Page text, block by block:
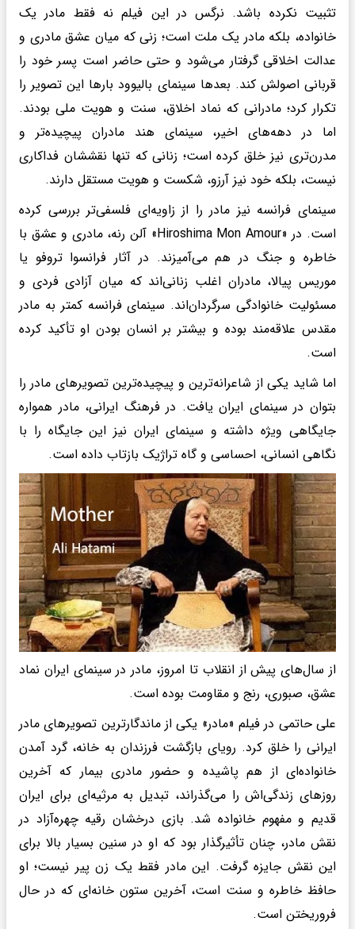
تثبیت نکرده باشد. نرگس در این فیلم نه فقط مادر یک
خانواده، بلکه مادر یک ملت است؛ زنی که میان عشق مادری و
عدالت اخلاقی گرفتار می‌شود و حتی حاضر است پسر خود را
قربانی اصولش کند. بعدها سینمای بالیوود بارها این تصویر را
تکرار کرد؛ مادرانی که نماد اخلاق، سنت و هویت ملی بودند.
اما در دهه‌های اخیر، سینمای هند مادران پیچیده‌تر و
مدرن‌تری نیز خلق کرده است؛ زنانی که تنها نقششان فداکاری
نیست، بلکه خود نیز آرزو، شکست و هویت مستقل دارند.
سینمای فرانسه نیز مادر را از زاویه‌ای فلسفی‌تر بررسی کرده
است. در «Hiroshima Mon Amour» آلن رنه، مادری و عشق با
خاطره و جنگ در هم می‌آمیزند. در آثار فرانسوا تروفو یا
موریس پیالا، مادران اغلب زنانی‌اند که میان آزادی فردی و
مسئولیت خانوادگی سرگردان‌اند. سینمای فرانسه کمتر به مادر
مقدس علاقه‌مند بوده و بیشتر بر انسان بودن او تأکید کرده
است.
اما شاید یکی از شاعرانه‌ترین و پیچیده‌ترین تصویرهای مادر را
بتوان در سینمای ایران یافت. در فرهنگ ایرانی، مادر همواره
جایگاهی ویژه داشته و سینمای ایران نیز این جایگاه را با
نگاهی انسانی، احساسی و گاه تراژیک بازتاب داده است.
از سال‌های پیش از انقلاب تا امروز، مادر در سینمای ایران نماد
عشق، صبوری، رنج و مقاومت بوده است.
علی حاتمی در فیلم «مادر» یکی از ماندگارترین تصویرهای مادر
ایرانی را خلق کرد. رویاى بازگشت فرزندان به خانه، گرد آمدن
خانواده‌ای از هم پاشیده و حضور مادری بیمار که آخرین
روزهای زندگی‌اش را می‌گذراند، تبدیل به مرثیه‌ای برای ایران
قدیم و مفهوم خانواده شد. بازی درخشان رقیه چهره‌آزاد در
نقش مادر، چنان تأثیرگذار بود که او در سنین بسیار بالا برای
این نقش جایزه گرفت. این مادر فقط یک زن پیر نیست؛ او
حافظ خاطره و سنت است، آخرین ستون خانه‌ای که در حال
فروریختن است.